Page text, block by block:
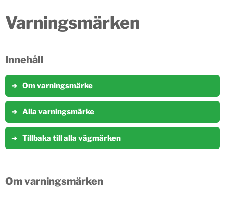
Varningsmärken
Innehåll
Om varningsmärke
Alla varningsmärke
Tillbaka till alla vägmärken
Om varningsmärken